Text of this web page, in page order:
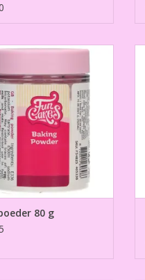
Bakpoeder 80 g
AAN WINKELWAGEN
80 g